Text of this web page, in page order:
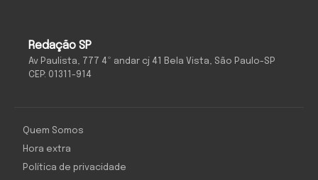
Redação SP
Av Paulista, 777 4º andar cj 41 Bela Vista, São Paulo-SP
CEP: 01311-914
Quem Somos
Hora extra
Política de privacidade